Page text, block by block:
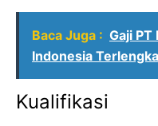
Baca Juga : Gaji PT
Indonesia
Kualifikasi